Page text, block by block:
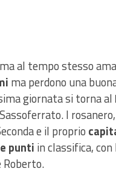
al tempo stesso
ma perdono una
giornata si torna al
I
e il proprio
punti in classifica,
Roberto.